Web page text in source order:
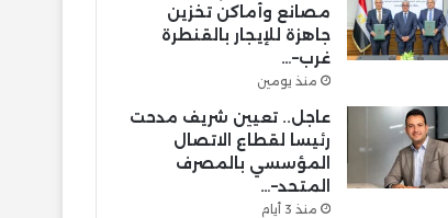
مصانع وأماكن تخزين
جاهزة للإيجار بالقنطرة
غرب–…
منذ يومين
عاجل.. تعيين شريف مدحت
رئيسا لقطاع الاتصال
المؤسسي بالمصرف
المتحد–…
منذ 3 أيام